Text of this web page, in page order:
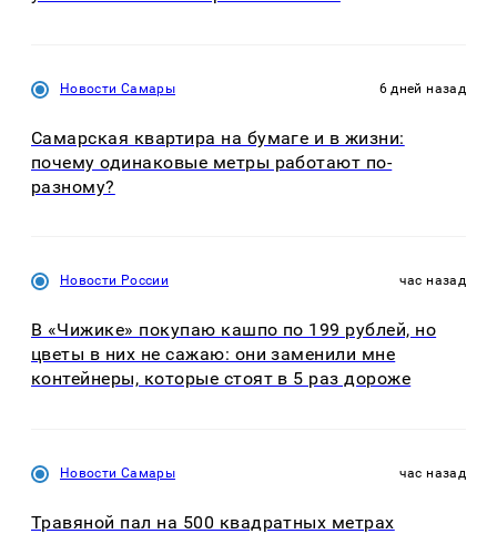
Новости Самары 6 дней назад
Самарская квартира на бумаге и в жизни:
почему одинаковые метры работают по-
разному?
Новости России час назад
В «Чижике» покупаю кашпо по 199 рублей, но
цветы в них не сажаю: они заменили мне
контейнеры, которые стоят в 5 раз дороже
Новости Самары час назад
Травяной пал на 500 квадратных метрах